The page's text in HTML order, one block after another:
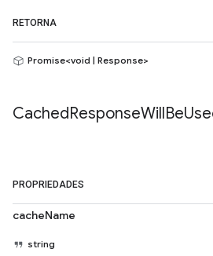
RETORNA
Promise<void | Response>
CachedResponseWillBe
PROPRIEDADES
cacheName
string